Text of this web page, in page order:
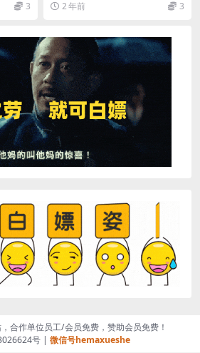
3
部学员自己在用的引流...
2 年前 3
合作单位员工/会员免费，赞助会员免费！
号 | 微信号hemaxueshe